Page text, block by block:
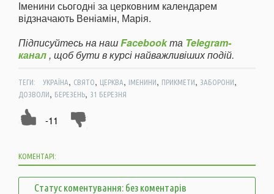
Іменини сьогодні за церковним календарем
відзначають Веніамін, Марія.
Підписуйтесь на нашFacebookта Telegram-
канал, щоб бути в курсі найважливіших подій.
ТЕГИ: УКРАЇНА, СВЯТО, ЦЕРКВА, ІМЕНИНИ, ПРИКМЕТИ, ЗАБОРОНИ,
ДОЗВОЛИ, БЕРЕЗЕНЬ, 31 БЕРЕЗНЯ
-11
КОМЕНТАРІ:
Статус коментування: без коментарів